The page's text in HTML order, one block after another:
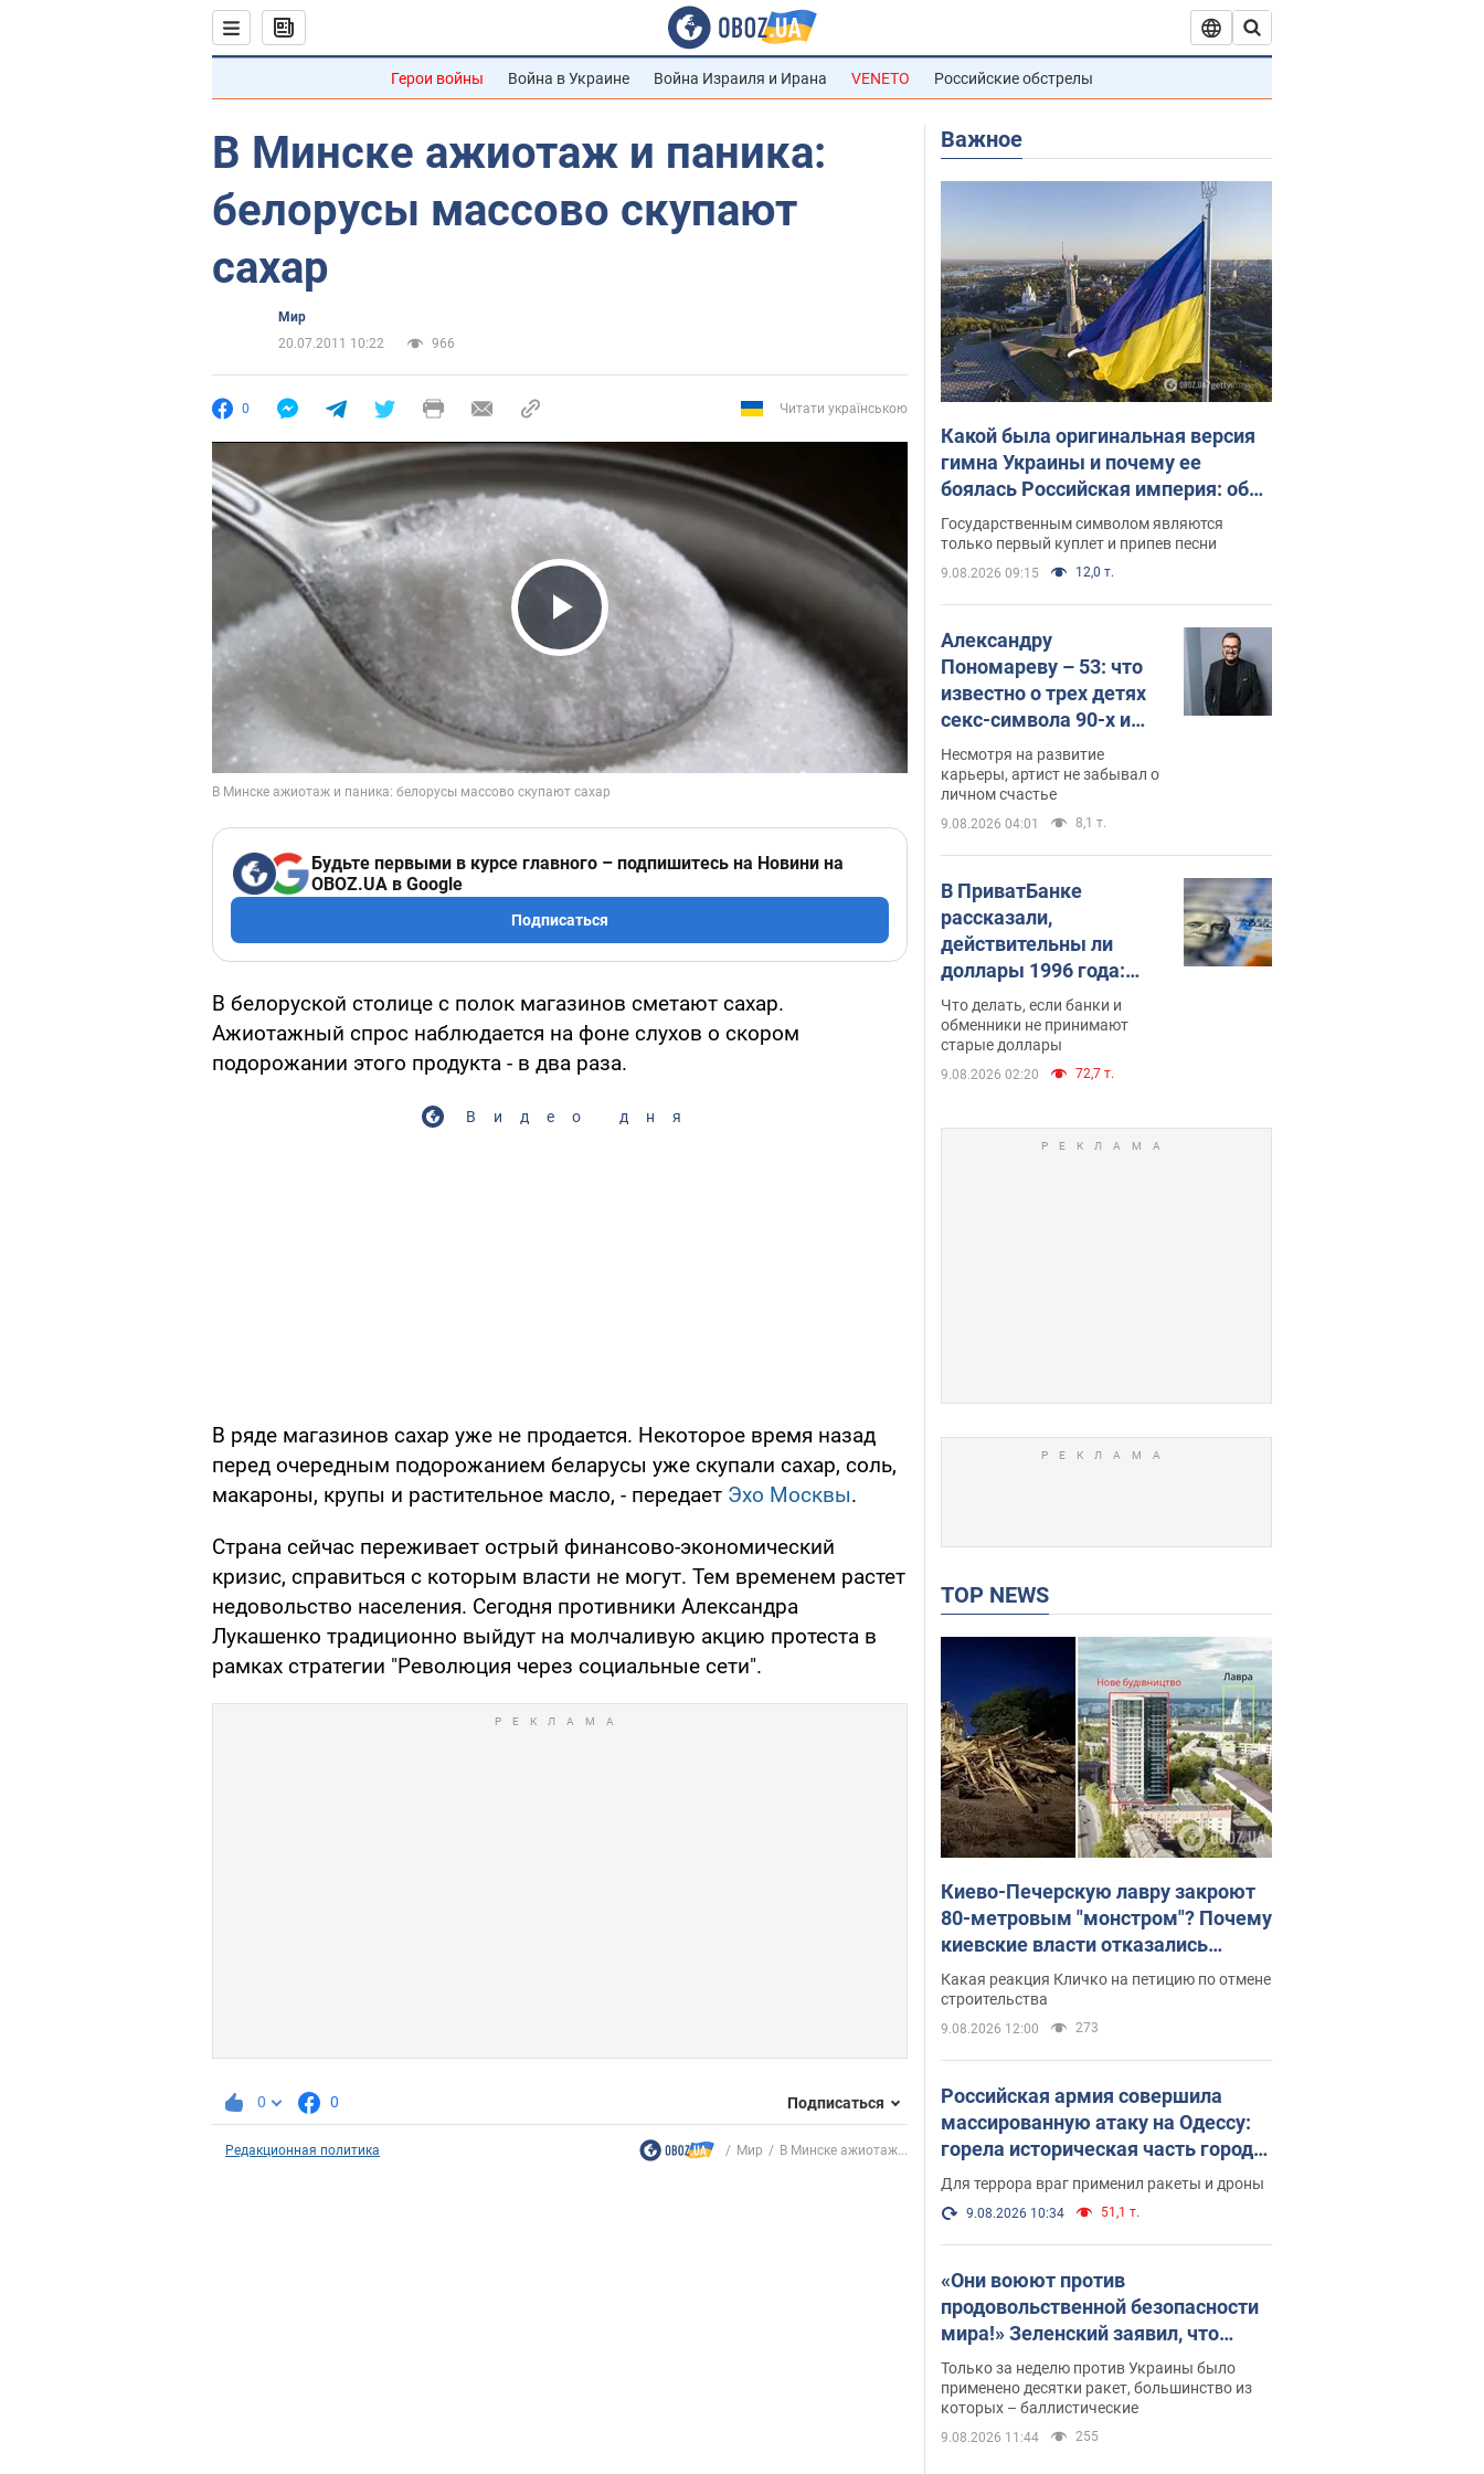
Герои войны Война в Украине Война Израиля и Ирана VENETO Российские обстрелы
В Минске ажиотаж и паника:
белорусы массово скупают
сахар
Мир
20.07.2011 10:22
966
0 Читати українською
Play Video
Будьте первыми в курсе главного – подпишитесь на Новини на
OBOZ.UA в Google
Подписаться
В белоруской столице с полок магазинов сметают сахар.
Ажиотажный спрос наблюдается на фоне слухов о скором
подорожании этого продукта - в два раза.
Видео дня
В ряде магазинов сахар уже не продается. Некоторое время назад
перед очередным подорожанием беларусы уже скупали сахар, соль,
макароны, крупы и растительное масло, - передает Эхо Москвы.
Страна сейчас переживает острый финансово-экономический
кризис, справиться с которым власти не могут. Тем временем растет
недовольство населения. Сегодня противники Александра
Лукашенко традиционно выйдут на молчаливую акцию протеста в
рамках стратегии "Революция через социальные сети".
0 0 Подписаться
Редакционная политика Мир В Минске ажиотаж...
Важное
Какой была оригинальная версия
гимна Украины и почему ее
боялась Российская империя: об
этом не рассказывают в школе
Государственным символом являются
только первый куплет и припев песни
9.08.2026 09:15 12,0 т.
Александру
Пономареву – 53: что
известно о трех детях
секс-символа 90-х и
как они выглядят
Несмотря на развитие
карьеры, артист не забывал о
личном счастье
9.08.2026 04:01 8,1 т.
В ПриватБанке
рассказали,
действительны ли
доллары 1996 года:
принимают ли
обменники и банки
такие купюры
Что делать, если банки и
обменники не принимают
старые доллары
9.08.2026 02:20 72,7 т.
TOP NEWS
Киево-Печерскую лавру закроют
80-метровым "монстром"? Почему
киевские власти отказались
остановить строительство
небоскреба "московского
верующего"
Какая реакция Кличко на петицию по отмене
строительства
9.08.2026 12:00 273
Российская армия совершила
массированную атаку на Одессу:
горела историческая часть города,
есть пострадавшие. Фото и видео
Для террора враг применил ракеты и дроны
9.08.2026 10:34 51,1 т.
«Они воюют против
продовольственной безопасности
мира!» Зеленский заявил, что
российская армия вновь
обстреляла порт в Одессе
Только за неделю против Украины было
применено десятки ракет, большинство из
которых – баллистические
9.08.2026 11:44 255